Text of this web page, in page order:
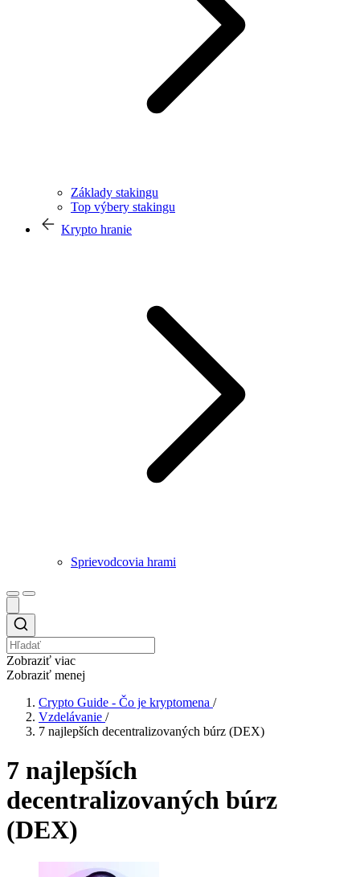
Základy stakingu
Top výbery stakingu
Krypto hranie
Sprievodcovia hrami
Zobraziť viac
Zobraziť menej
Crypto Guide - Čo je kryptomena /
Vzdelávanie /
7 najlepších decentralizovaných búrz (DEX)
7 najlepších
decentralizovaných búrz
(DEX)